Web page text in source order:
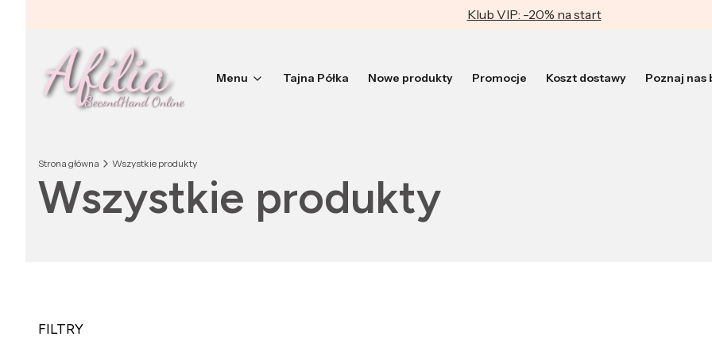
Klub VIP: -20% na start
Menu Tajna Półka Nowe produkty Promocje Koszt dostawy Poznaj nas
Strona główna Wszystkie produkty
Wszystkie produkty
FILTRY